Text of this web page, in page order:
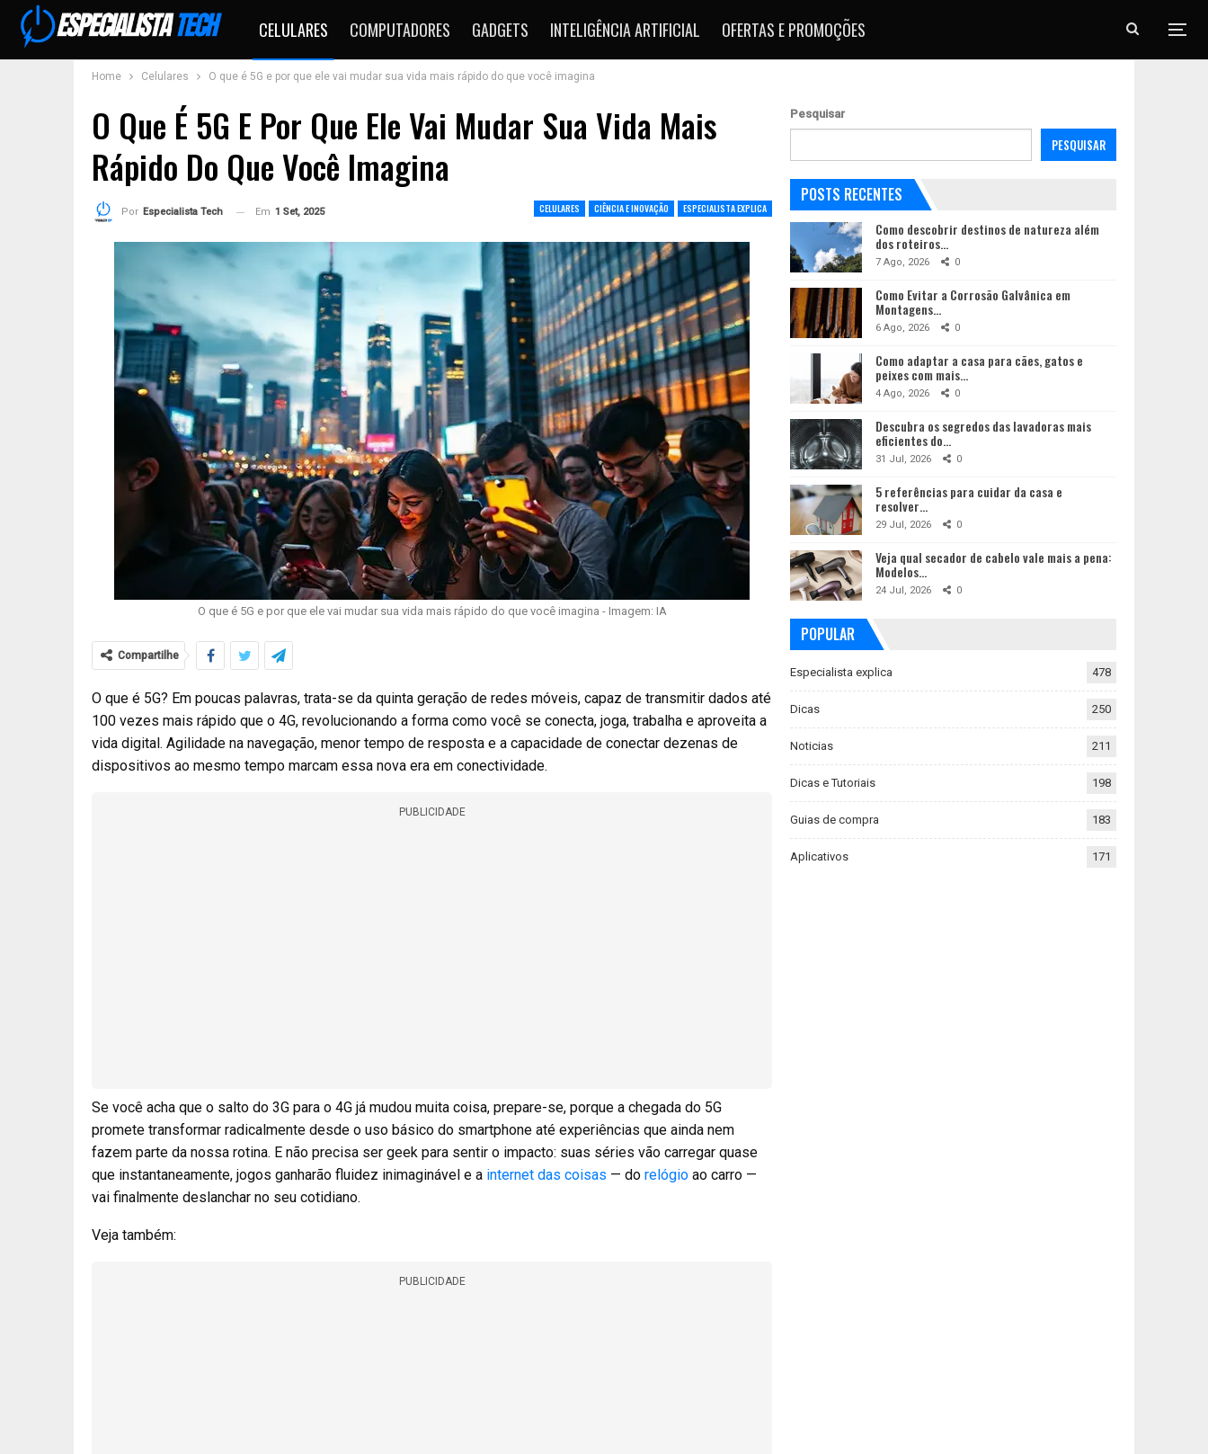
CELULARES COMPUTADORES GADGETS INTELIGÊNCIA ARTIFICIAL OFERTAS E PROMOÇÕES
Home Celulares O que é 5G e por que ele vai mudar sua vida mais rápido do que você imagina
O Que É 5G E Por Que Ele Vai Mudar Sua Vida Mais
Rápido Do Que Você Imagina
CELULARES CIÊNCIA E INOVAÇÃO ESPECIALISTA EXPLICA
Por Especialista Tech Em 1 Set, 2025
O que é 5G e por que ele vai mudar sua vida mais rápido do que você imagina - Imagem: IA
Compartilhe
O que é 5G? Em poucas palavras, trata-se da quinta geração de redes móveis, capaz de transmitir dados até
100 vezes mais rápido que o 4G, revolucionando a forma como você se conecta, joga, trabalha e aproveita a
vida digital. Agilidade na navegação, menor tempo de resposta e a capacidade de conectar dezenas de
dispositivos ao mesmo tempo marcam essa nova era em conectividade.
PUBLICIDADE
Se você acha que o salto do 3G para o 4G já mudou muita coisa, prepare-se, porque a chegada do 5G
promete transformar radicalmente desde o uso básico do smartphone até experiências que ainda nem
fazem parte da nossa rotina. E não precisa ser geek para sentir o impacto: suas séries vão carregar quase
que instantaneamente, jogos ganharão fluidez inimaginável e a internet das coisas — do relógio ao carro —
vai finalmente deslanchar no seu cotidiano.
Veja também:
PUBLICIDADE
Pesquisar
PESQUISAR
POSTS RECENTES
Como descobrir destinos de natureza além
dos roteiros…
7 Ago, 2026 0
Como Evitar a Corrosão Galvânica em
Montagens…
6 Ago, 2026 0
Como adaptar a casa para cães, gatos e
peixes com mais…
4 Ago, 2026 0
Descubra os segredos das lavadoras mais
eficientes do…
31 Jul, 2026 0
5 referências para cuidar da casa e
resolver…
29 Jul, 2026 0
Veja qual secador de cabelo vale mais a pena:
Modelos…
24 Jul, 2026 0
POPULAR
Especialista explica 478
Dicas 250
Noticias 211
Dicas e Tutoriais 198
Guias de compra 183
Aplicativos 171